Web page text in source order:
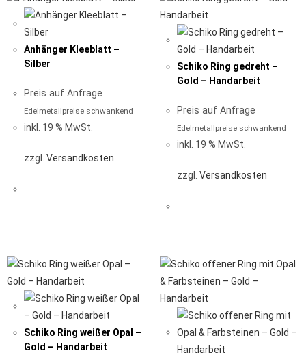
Anhänger Kleeblatt –
Silber
Preis auf Anfrage
Edelmetallpreise schwankend
inkl. 19 % MwSt.
zzgl. Versandkosten
Schiko Ring gedreht –
Gold – Handarbeit
Preis auf Anfrage
Edelmetallpreise schwankend
inkl. 19 % MwSt.
zzgl. Versandkosten
Schiko Ring weißer Opal –
Gold – Handarbeit